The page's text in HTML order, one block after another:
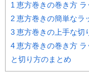
1 恵方巻きの巻き方
2 恵方巻きの簡単なラ
3 恵方巻きの上手な切
4 恵方巻きの巻き方
と切り方のまとめ